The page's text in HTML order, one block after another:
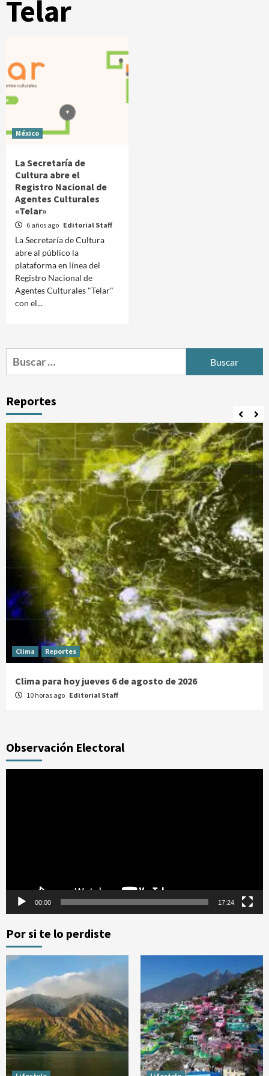
Telar
México
La Secretaría de
Cultura abre el
Registro Nacional de
Agentes Culturales
«Telar»
6 años ago Editorial Staff
La Secretaría de Cultura
abre al público la
plataforma en línea del
Registro Nacional de
Agentes Culturales "Telar"
con el...
Buscar:
Reportes
Clima Reportes
Clima para hoy jueves 6 de agosto de 2026
10 horas ago Editorial Staff
Observación Electoral
00:00 17:24
Por si te lo perdiste